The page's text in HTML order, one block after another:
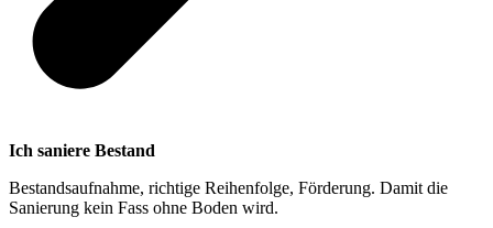
Ich saniere Bestand
Bestandsaufnahme, richtige Reihenfolge, Förderung. Damit die
Sanierung kein Fass ohne Boden wird.